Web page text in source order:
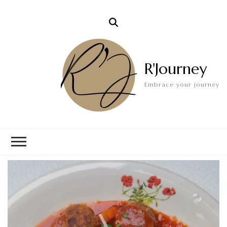
R'Journey
Embrace your journey